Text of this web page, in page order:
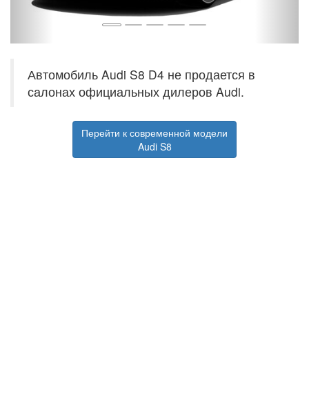
Автомобиль Audi S8 D4 не продается в
салонах официальных дилеров Audi.
Перейти к современной модели
Audi S8